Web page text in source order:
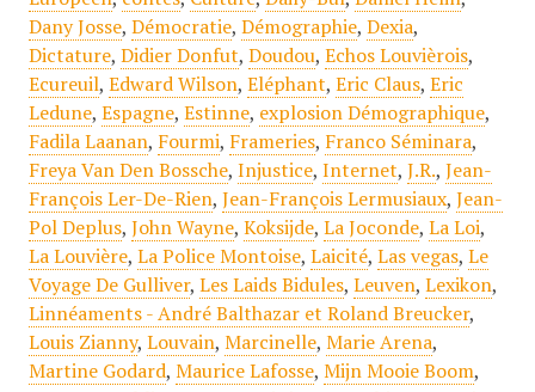
Dany Josse, Démocratie, Démographie, Dexia,
Dictature, Didier Donfut, Doudou, Echos Louvièrois,
Ecureuil, Edward Wilson, Eléphant, Eric Claus, Eric
Ledune, Espagne, Estinne, explosion Démographique,
Fadila Laanan, Fourmi, Frameries, Franco Séminara,
Freya Van Den Bossche, Injustice, Internet, J.R., Jean-
François Ler-De-Rien, Jean-François Lermusiaux, Jean-
Pol Deplus, John Wayne, Koksijde, La Joconde, La Loi,
La Louvière, La Police Montoise, Laicité, Las vegas, Le
Voyage De Gulliver, Les Laids Bidules, Leuven, Lexikon,
Linnéaments - André Balthazar et Roland Breucker,
Louis Zianny, Louvain, Marcinelle, Marie Arena,
Martine Godard, Maurice Lafosse, Mijn Mooie Boom,